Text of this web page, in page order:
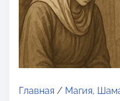
Главная / Магия,